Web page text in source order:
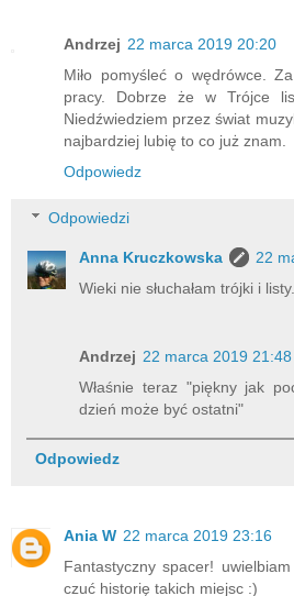
Andrzej 22 marca 2019 20:20
Miło pomyśleć o wędrówce.
pracy. Dobrze że w Trójce
Niedźwiedziem przez świat
najbardziej lubię to co już znam.
Odpowiedz
Odpowiedzi
Anna Kruczkowska
22
Wieki nie słuchałam trójki i listy.
Andrzej 22 marca 2019 21:48
Właśnie teraz "piękny jak
dzień może być ostatni"
Odpowiedz
Ania W 22 marca 2019 23:16
Fantastyczny spacer!
czuć historię takich miejsc :)